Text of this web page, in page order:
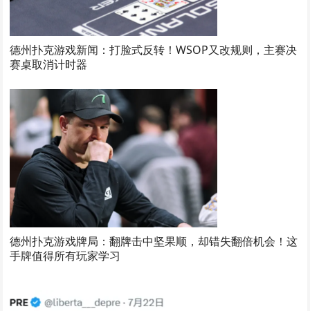
德州扑克游戏新闻：打脸式反转！WSOP又改规则，主赛决
赛桌取消计时器
德州扑克游戏牌局：翻牌击中坚果顺，却错失翻倍机会！这
手牌值得所有玩家学习